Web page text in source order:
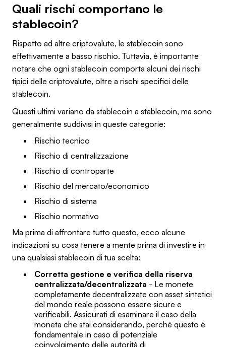
Quali rischi comportano le
stablecoin?
Rispetto ad altre criptovalute, le stablecoin sono
effettivamente a basso rischio. Tuttavia, è importante
notare che ogni stablecoin comporta alcuni dei rischi
tipici delle criptovalute, oltre a rischi specifici delle
stablecoin.
Questi ultimi variano da stablecoin a stablecoin, ma sono
generalmente suddivisi in queste categorie:
Rischio tecnico
Rischio di centralizzazione
Rischio di controparte
Rischio del mercato/economico
Rischio di sistema
Rischio normativo
Ma prima di affrontare tutto questo, ecco alcune
indicazioni su cosa tenere a mente prima di investire in
una qualsiasi stablecoin di tua scelta:
Corretta gestione e verifica della riserva
centralizzata/decentralizzata - Le monete
completamente decentralizzate con asset sintetici
del mondo reale possono essere sicure e
verificabili. Assicurati di esaminare il caso della
moneta che stai considerando, perché questo è
fondamentale in caso di potenziale
coinvolgimento delle autorità di